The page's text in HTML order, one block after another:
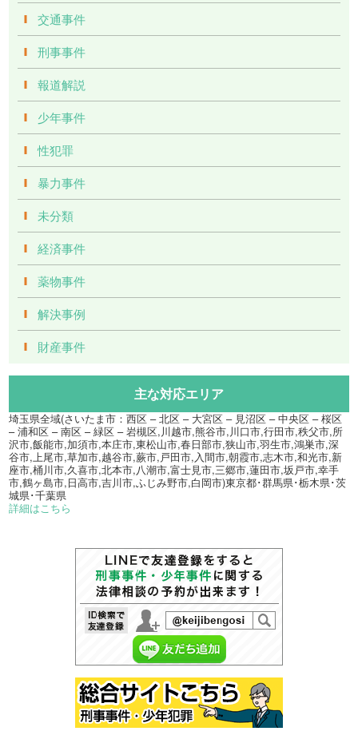
交通事件
刑事事件
報道解説
少年事件
性犯罪
暴力事件
未分類
経済事件
薬物事件
解決事例
財産事件
主な対応エリア
埼玉県全域(さいたま市：西区 – 北区 – 大宮区 – 見沼区 – 中央区 – 桜区
– 浦和区 – 南区 – 緑区 – 岩槻区,川越市,熊谷市,川口市,行田市,秩父市,所
沢市,飯能市,加須市,本庄市,東松山市,春日部市,狭山市,羽生市,鴻巣市,深
谷市,上尾市,草加市,越谷市,蕨市,戸田市,入間市,朝霞市,志木市,和光市,新
座市,桶川市,久喜市,北本市,八潮市,富士見市,三郷市,蓮田市,坂戸市,幸手
市,鶴ヶ島市,日高市,吉川市,ふじみ野市,白岡市)東京都･群馬県･栃木県･茨
城県･千葉県
詳細はこちら